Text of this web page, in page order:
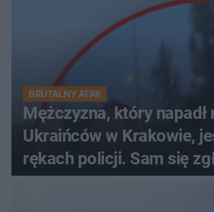
BRUTALNY ATAK
Mężczyzna, który napadł
Ukraińców w Krakowie,
rękach policji. Sam się